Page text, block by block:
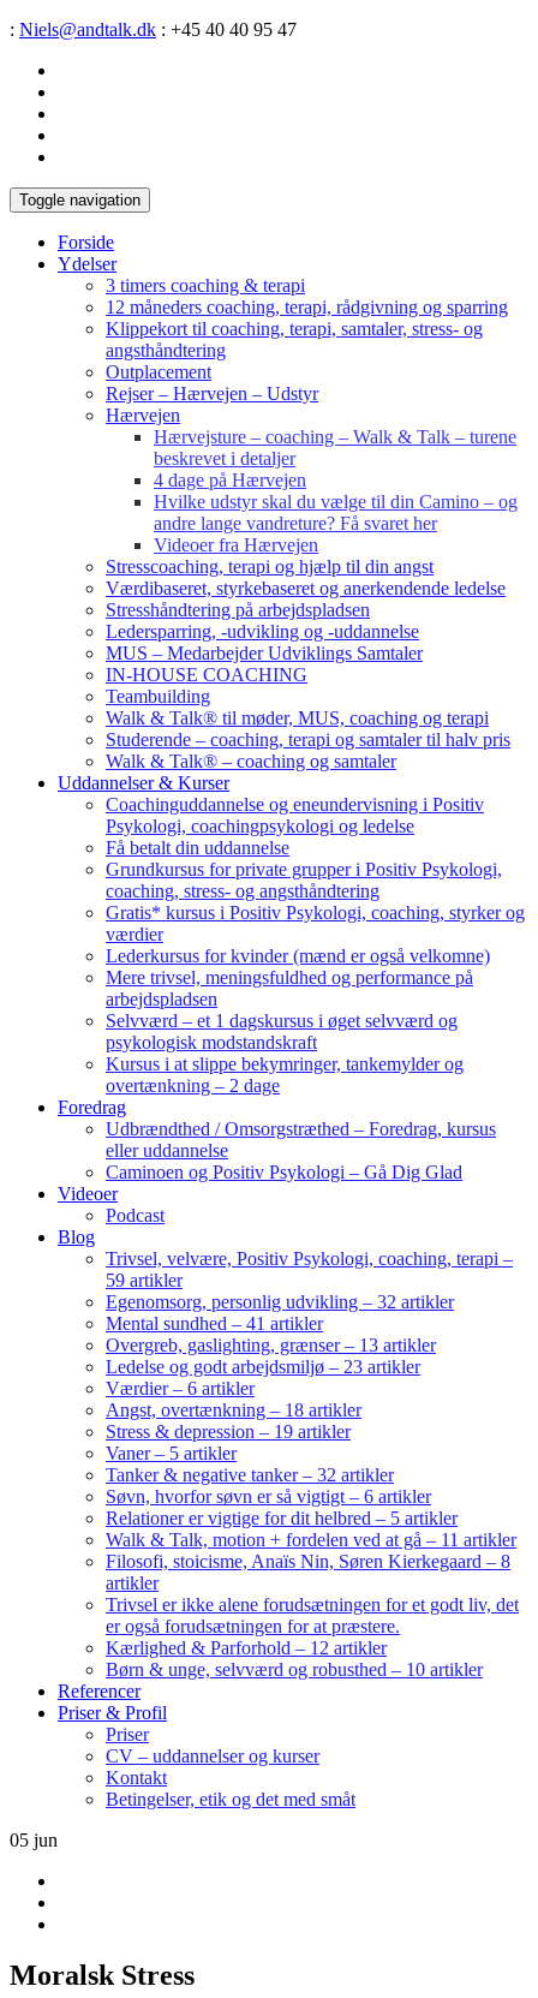
: Niels@andtalk.dk : +45 40 40 95 47
Toggle navigation
Forside
Ydelser
3 timers coaching & terapi
12 måneders coaching, terapi, rådgivning og sparring
Klippekort til coaching, terapi, samtaler, stress- og
angsthåndtering
Outplacement
Rejser – Hærvejen – Udstyr
Hærvejen
Hærvejsture – coaching – Walk & Talk – turene
beskrevet i detaljer
4 dage på Hærvejen
Hvilke udstyr skal du vælge til din Camino – og
andre lange vandreture? Få svaret her
Videoer fra Hærvejen
Stresscoaching, terapi og hjælp til din angst
Værdibaseret, styrkebaseret og anerkendende ledelse
Stresshåndtering på arbejdspladsen
Ledersparring, -udvikling og -uddannelse
MUS – Medarbejder Udviklings Samtaler
IN-HOUSE COACHING
Teambuilding
Walk & Talk® til møder, MUS, coaching og terapi
Studerende – coaching, terapi og samtaler til halv pris
Walk & Talk® – coaching og samtaler
Uddannelser & Kurser
Coachinguddannelse og eneundervisning i Positiv
Psykologi, coachingpsykologi og ledelse
Få betalt din uddannelse
Grundkursus for private grupper i Positiv Psykologi,
coaching, stress- og angsthåndtering
Gratis* kursus i Positiv Psykologi, coaching, styrker og
værdier
Lederkursus for kvinder (mænd er også velkomne)
Mere trivsel, meningsfuldhed og performance på
arbejdspladsen
Selvværd – et 1 dagskursus i øget selvværd og
psykologisk modstandskraft
Kursus i at slippe bekymringer, tankemylder og
overtænkning – 2 dage
Foredrag
Udbrændthed / Omsorgstræthed – Foredrag, kursus
eller uddannelse
Caminoen og Positiv Psykologi – Gå Dig Glad
Videoer
Podcast
Blog
Trivsel, velvære, Positiv Psykologi, coaching, terapi –
59 artikler
Egenomsorg, personlig udvikling – 32 artikler
Mental sundhed – 41 artikler
Overgreb, gaslighting, grænser – 13 artikler
Ledelse og godt arbejdsmiljø – 23 artikler
Værdier – 6 artikler
Angst, overtænkning – 18 artikler
Stress & depression – 19 artikler
Vaner – 5 artikler
Tanker & negative tanker – 32 artikler
Søvn, hvorfor søvn er så vigtigt – 6 artikler
Relationer er vigtige for dit helbred – 5 artikler
Walk & Talk, motion + fordelen ved at gå – 11 artikler
Filosofi, stoicisme, Anaïs Nin, Søren Kierkegaard – 8
artikler
Trivsel er ikke alene forudsætningen for et godt liv, det
er også forudsætningen for at præstere.
Kærlighed & Parforhold – 12 artikler
Børn & unge, selvværd og robusthed – 10 artikler
Referencer
Priser & Profil
Priser
CV – uddannelser og kurser
Kontakt
Betingelser, etik og det med småt
05 jun
Moralsk Stress